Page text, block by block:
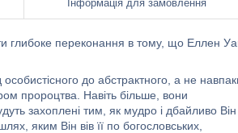
Інформація для замовлення
глибоке переконання в тому, що Еллен
до абстрактного, а не
пророцтва. Навіть більше, вони
захоплені тим, як мудро і дбайливо Він
яким Він вів її по богословських,